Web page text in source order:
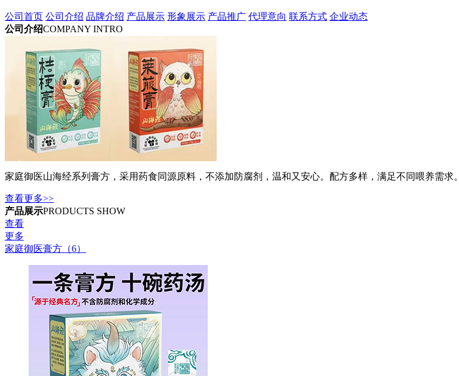
公司首页 公司介绍 品牌介绍 产品展示 形象展示 产品推广 代理意向 联系方式 企业动态
公司介绍COMPANY INTRO
家庭御医山海经系列膏方，采用药食同源原料，不添加防腐剂，温和又安心。配方多样，满足不同喂养需求。
查看更多>>
产品展示PRODUCTS SHOW
查看
更多
家庭御医膏方（6）